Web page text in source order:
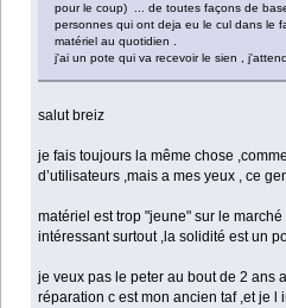
pour le coup) ... de toutes façons de
personnes qui ont deja eu le cul dans le
matériel au quotidien .
j'ai un pote qui va recevoir le sien ,
salut breiz
je fais toujours la même chose
d’utilisateurs ,mais a mes yeux , ce
matériel est trop "jeune" sur le
intéressant surtout ,la solidité est un
je veux pas le peter au bout de 2 ans
réparation c est mon ancien taf ,et je l